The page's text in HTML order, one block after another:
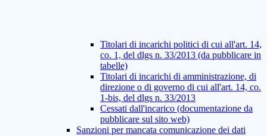
Titolari di incarichi politici di cui all'art. 14,
co. 1, del dlgs n. 33/2013 (da pubblicare in
tabelle)
Titolari di incarichi di amministrazione, di
direzione o di governo di cui all'art. 14, co.
1-bis, del dlgs n. 33/2013
Cessati dall'incarico (documentazione da
pubblicare sul sito web)
Sanzioni per mancata comunicazione dei dati